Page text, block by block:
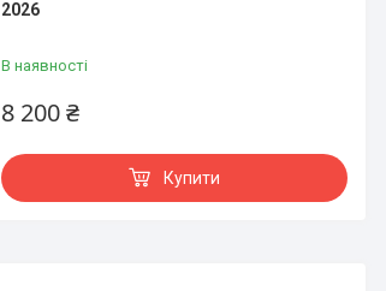
2026
В наявності
8 200 ₴
Купити